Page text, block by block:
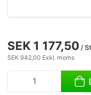
SEK 1 177,50 /
SEK 942,00 Exkl. moms